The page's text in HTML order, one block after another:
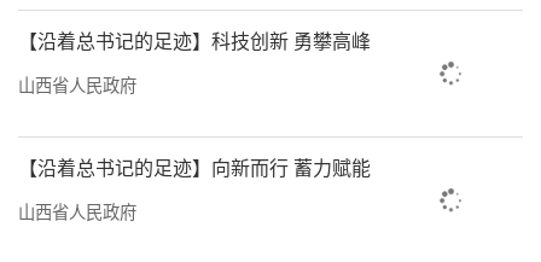
【沿着总书记的足迹】科技创新 勇攀高峰
山西省人民政府
【沿着总书记的足迹】向新而行 蓄力赋能
山西省人民政府